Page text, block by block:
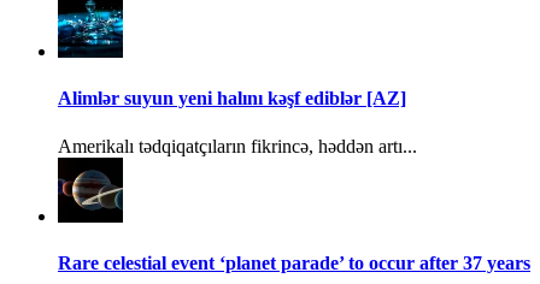
Alimlər suyun yeni halını kəşf ediblər [AZ]
Amerikalı tədqiqatçıların fikrincə, həddən artı...
Rare celestial event ‘planet parade’ to occur after 37 years